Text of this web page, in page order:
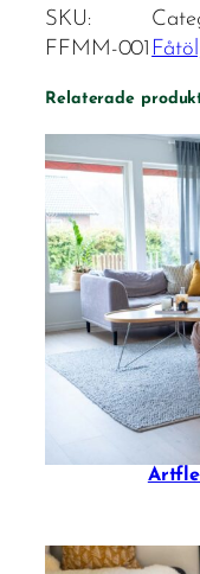
SKU:
FFMM-001
Relaterade